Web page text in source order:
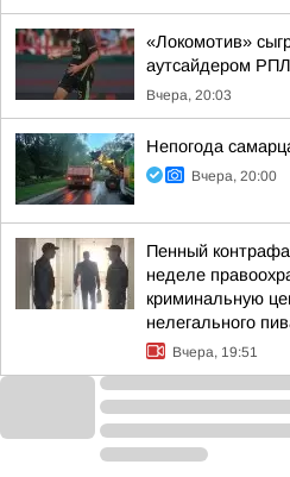
«Локомотив»
аутсайдером РПЛ
Вчера, 20:03
Непогода
Вчера, 20:00
Пенный
неделе
криминальную
нелегального
Вчера, 19:51